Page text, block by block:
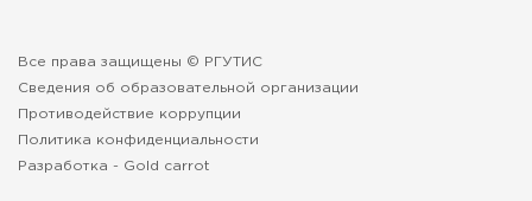
Все права защищены © РГУТИС
Сведения об образовательной организации
Противодействие коррупции
Политика конфиденциальности
Разработка - Gold carrot